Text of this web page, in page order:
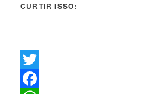
CURTIR ISSO:
Twitter